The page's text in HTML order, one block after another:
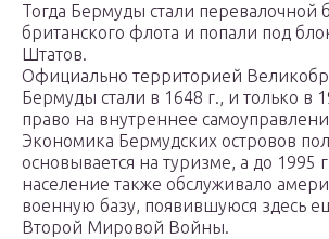
Тогда Бермуды стали перевалочной
британского флота и попали под
Штатов.
Официально территорией
Бермуды стали в 1648 г., и только в
право на внутреннее
Экономика Бермудских островов
основывается на туризме, а до 1995
население также обслуживало
военную базу, появившуюся здесь
Второй Мировой Войны.